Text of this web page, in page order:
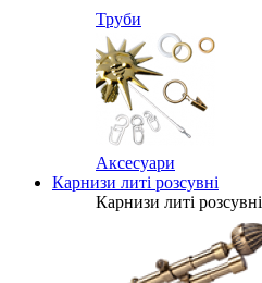
Труби
Аксесуари
Карнизи литі розсувні
Карнизи литі розсувні